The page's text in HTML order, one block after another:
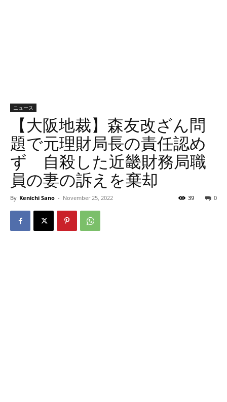
ニュース
【大阪地裁】森友改ざん問
題で元理財局長の責任認め
ず 自殺した近畿財務局職
員の妻の訴えを棄却
By Kenichi Sano - November 25, 2022 0
39